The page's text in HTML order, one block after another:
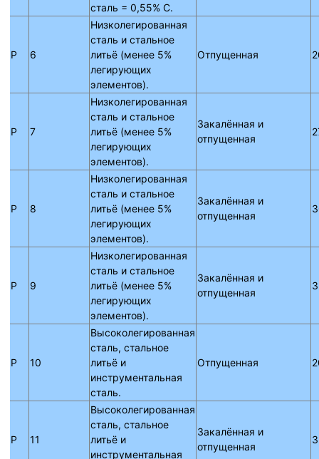
сталь = 0,55% C.
P 6
Низколегированная
сталь и стальное
литьё (менее 5%
легирующих
элементов).
Отпущенная
P 7
Низколегированная
сталь и стальное
литьё (менее 5%
легирующих
элементов).
Закалённая и
отпущенная
P 8
Низколегированная
сталь и стальное
литьё (менее 5%
легирующих
элементов).
Закалённая и
отпущенная
P 9
Низколегированная
сталь и стальное
литьё (менее 5%
легирующих
элементов).
Закалённая и
отпущенная
P 10
Высоколегированная
сталь, стальное
литьё и
инструментальная
сталь.
Отпущенная
P 11
Высоколегированная
сталь, стальное
литьё и
инструментальная
Закалённая и
отпущенная